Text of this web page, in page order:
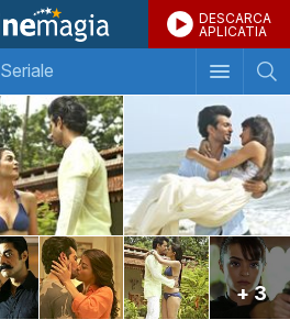
DESCARCA
APLICATIA
Seriale
+ 3